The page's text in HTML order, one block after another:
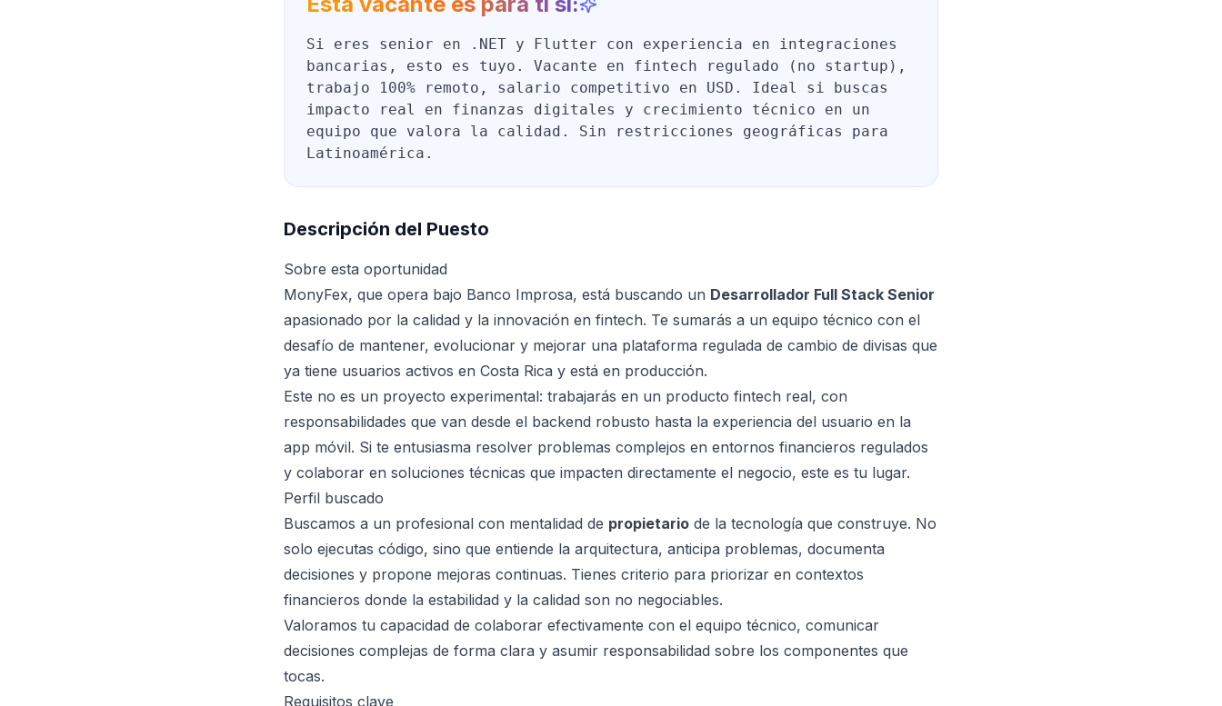
Si eres senior en .NET y Flutter con experiencia en integraciones
bancarias, esto es tuyo. Vacante en fintech regulado (no startup),
trabajo 100% remoto, salario competitivo en USD. Ideal si buscas
impacto real en finanzas digitales y crecimiento técnico en un
equipo que valora la calidad. Sin restricciones geográficas para
Latinoamérica.
Descripción del Puesto
Sobre esta oportunidad
MonyFex, que opera bajo Banco Improsa, está buscando un Desarrollador Full Stack Senior
apasionado por la calidad y la innovación en fintech. Te sumarás a un equipo técnico con el
desafío de mantener, evolucionar y mejorar una plataforma regulada de cambio de divisas que
ya tiene usuarios activos en Costa Rica y está en producción.
Este no es un proyecto experimental: trabajarás en un producto fintech real, con
responsabilidades que van desde el backend robusto hasta la experiencia del usuario en la
app móvil. Si te entusiasma resolver problemas complejos en entornos financieros regulados
y colaborar en soluciones técnicas que impacten directamente el negocio, este es tu lugar.
Perfil buscado
Buscamos a un profesional con mentalidad de propietario de la tecnología que construye. No
solo ejecutas código, sino que entiende la arquitectura, anticipa problemas, documenta
decisiones y propone mejoras continuas. Tienes criterio para priorizar en contextos
financieros donde la estabilidad y la calidad son no negociables.
Valoramos tu capacidad de colaborar efectivamente con el equipo técnico, comunicar
decisiones complejas de forma clara y asumir responsabilidad sobre los componentes que
tocas.
Requisitos clave